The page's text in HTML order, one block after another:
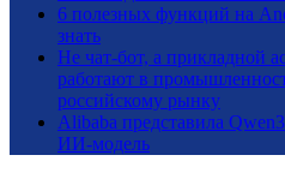
6 полезных функций на
знать
Не чат-бот, а прикладной
работают в
российскому рынку
Alibaba представила
ИИ-модель